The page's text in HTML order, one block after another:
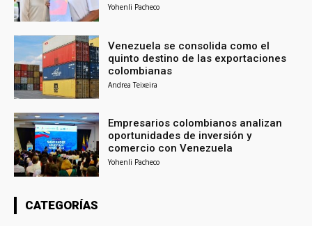
Yohenli Pacheco
Venezuela se consolida como el
quinto destino de las exportaciones
colombianas
Andrea Teixeira
Empresarios colombianos analizan
oportunidades de inversión y
comercio con Venezuela
Yohenli Pacheco
CATEGORÍAS